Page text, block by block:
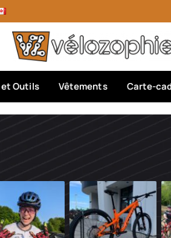
Outils Vêtements Carte-